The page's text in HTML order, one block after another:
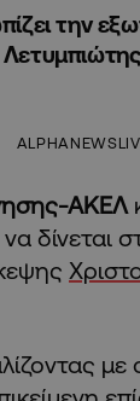
την
ΑΚΕΛ
δίνεται
με